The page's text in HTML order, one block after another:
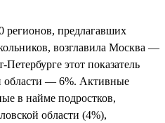
предлагавших
возглавила Москва —
этот показатель
области — 6%. Активные
в найме подростков,
области (4%),